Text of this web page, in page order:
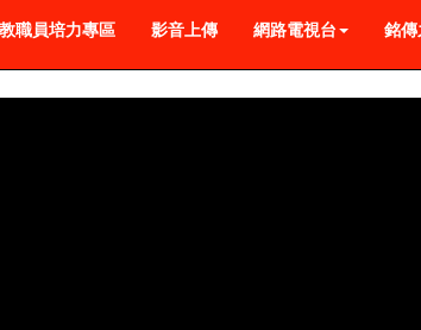
教職員培力專區 影音上傳 網路電視台 銘傳